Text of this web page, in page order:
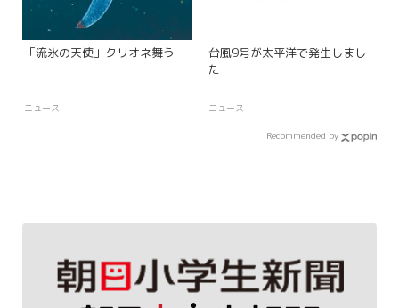
「流氷の天使」クリオネ舞う
ニュース
台風9号が太平洋で発生しまし
た
ニュース
Recommended by